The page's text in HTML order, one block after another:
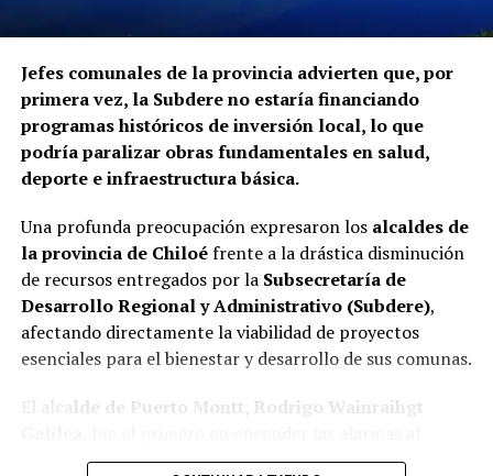
Jefes comunales de la provincia advierten que, por
primera vez, la Subdere no estaría financiando
programas históricos de inversión local, lo que
podría paralizar obras fundamentales en salud,
deporte e infraestructura básica.
Una profunda preocupación expresaron los alcaldes de
la provincia de Chiloéfrente a la drástica disminución
de recursos entregados por la Subsecretaría de
Desarrollo Regional y Administrativo (Subdere),
afectando directamente la viabilidad de proyectos
esenciales para el bienestar y desarrollo de sus comunas.
El alca lde de Puerto Montt, Rodrigo Wainraihgt
denunciar públicamente que la Subdere no cuenta con